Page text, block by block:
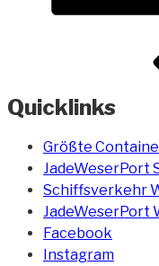
Quicklinks
Größte
JadeWeserPort
Schiffsverkehr
JadeWeserPort
Facebook
Instagram